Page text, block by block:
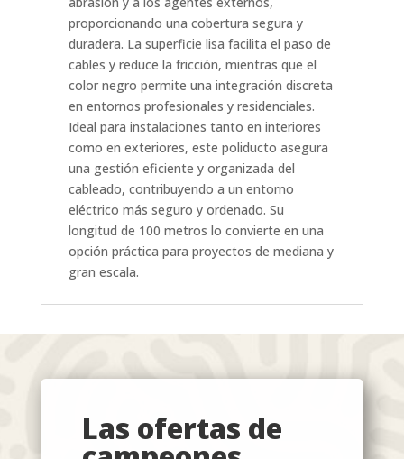
proporcionando una cobertura segura y
duradera. La superficie lisa facilita el paso de
cables y reduce la fricción, mientras que el
color negro permite una integración discreta
en entornos profesionales y residenciales.
Ideal para instalaciones tanto en interiores
como en exteriores, este poliducto asegura
una gestión eficiente y organizada del
cableado, contribuyendo a un entorno
eléctrico más seguro y ordenado. Su
longitud de 100 metros lo convierte en una
opción práctica para proyectos de mediana y
gran escala.
Las ofertas de